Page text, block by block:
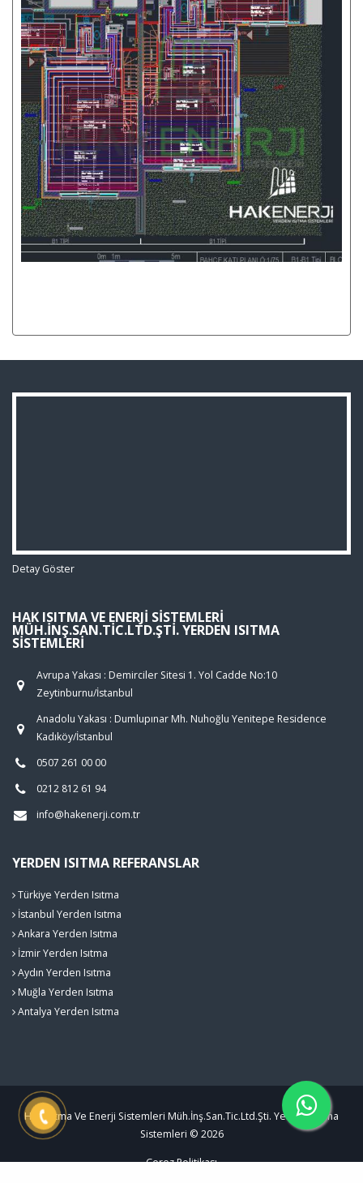
Detay Göster
HAK ISITMA VE ENERJI SISTEMLERI
MÜH.İNŞ.SAN.TIC.LTD.ŞTI. YERDEN ISITMA
SISTEMLERI
Avrupa Yakası : Demirciler Sitesi 1. Yol Cadde No:10
Zeytinburnu/İstanbul
Anadolu Yakası : Dumlupınar Mh. Nuhoğlu Yenitepe Residence
Kadıköy/İstanbul
0507 261 00 00
0212 812 61 94
info@hakenerji.com.tr
YERDEN ISITMA REFERANSLAR
Türkiye Yerden Isıtma
İstanbul Yerden Isıtma
Ankara Yerden Isıtma
İzmir Yerden Isıtma
Aydın Yerden Isıtma
Muğla Yerden Isıtma
Antalya Yerden Isıtma
Hak Isıtma Ve Enerji Sistemleri Müh.İnş.San.Tic.Ltd.Şti. Yerden Isıtma
Sistemleri © 2026
Çerez Politikası